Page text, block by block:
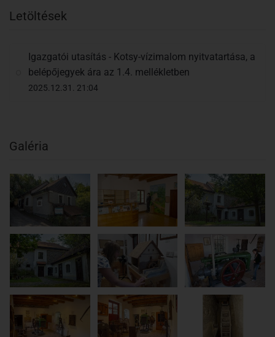
Letöltések
Igazgatói utasítás - Kotsy-vízimalom nyitvatartása, a
belépőjegyek ára az 1.4. mellékletben
2025.12.31. 21:04
Galéria